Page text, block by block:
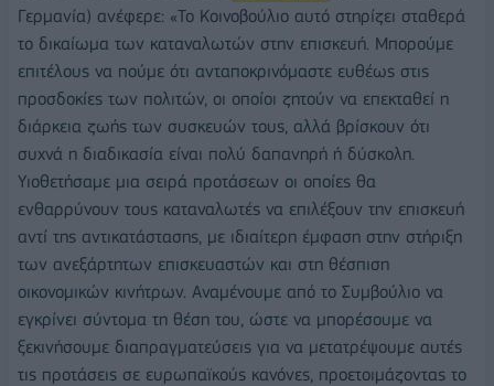
Γερμανία) ανέφερε: «Το Κοινοβούλιο αυτό στηρίζει σταθερά
το δικαίωμα των καταναλωτών στην επισκευή. Μπορούμε
επιτέλους να πούμε ότι ανταποκρινόμαστε ευθέως στις
προσδοκίες των πολιτών, οι οποίοι ζητούν να επεκταθεί η
διάρκεια ζωής των συσκευών τους, αλλά βρίσκουν ότι
συχνά η διαδικασία είναι πολύ δαπανηρή ή δύσκολη.
Υιοθετήσαμε μια σειρά προτάσεων οι οποίες θα
ενθαρρύνουν τους καταναλωτές να επιλέξουν την επισκευή
αντί της αντικατάστασης, με ιδιαίτερη έμφαση στην στήριξη
των ανεξάρτητων επισκευαστών και στη θέσπιση
οικονομικών κινήτρων. Αναμένουμε από το Συμβούλιο να
εγκρίνει σύντομα τη θέση του, ώστε να μπορέσουμε να
ξεκινήσουμε διαπραγματεύσεις για να μετατρέψουμε αυτές
τις προτάσεις σε ευρωπαϊκούς κανόνες, προετοιμάζοντας το